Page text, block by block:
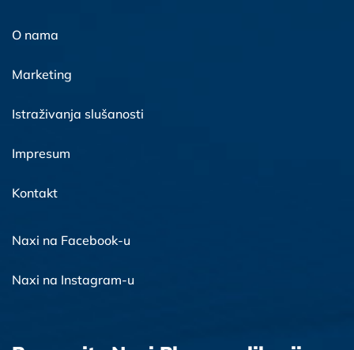
O nama
Marketing
Istraživanja slušanosti
Impresum
Kontakt
Naxi na Facebook-u
Naxi na Instagram-u